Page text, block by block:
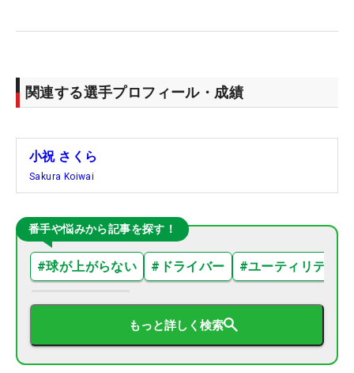
関連する選手プロフィール・成績
小祝 さくら
Sakura Koiwai
番手や悩みから記事を探す！
#球が上がらない # ドライバー #ユーティリティ
もっと詳しく検索